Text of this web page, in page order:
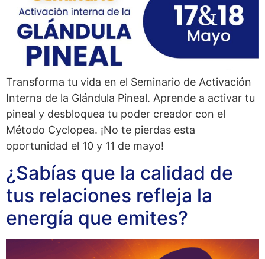
Transforma tu vida en el Seminario de Activación
Interna de la Glándula Pineal. Aprende a activar tu
pineal y desbloquea tu poder creador con el
Método Cyclopea. ¡No te pierdas esta
oportunidad el 10 y 11 de mayo!​
¿Sabías que la calidad de
tus relaciones refleja la
energía que emites?